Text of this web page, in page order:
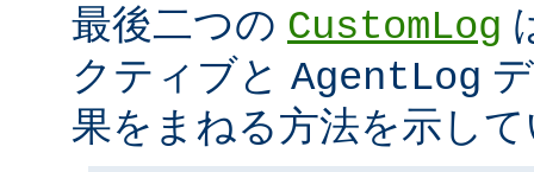
最後二つの CustomLog
クティブと AgentLog
果をまねる方法を示し